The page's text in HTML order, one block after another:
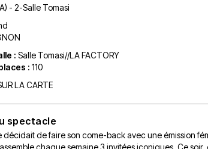
- 2-Salle Tomasi
: Salle Tomasi//LA FACTORY
: 110
LA CARTE
spectacle
décidait de faire son come-back avec une émission
chaque semaine 3 invitées iconiques. Ce